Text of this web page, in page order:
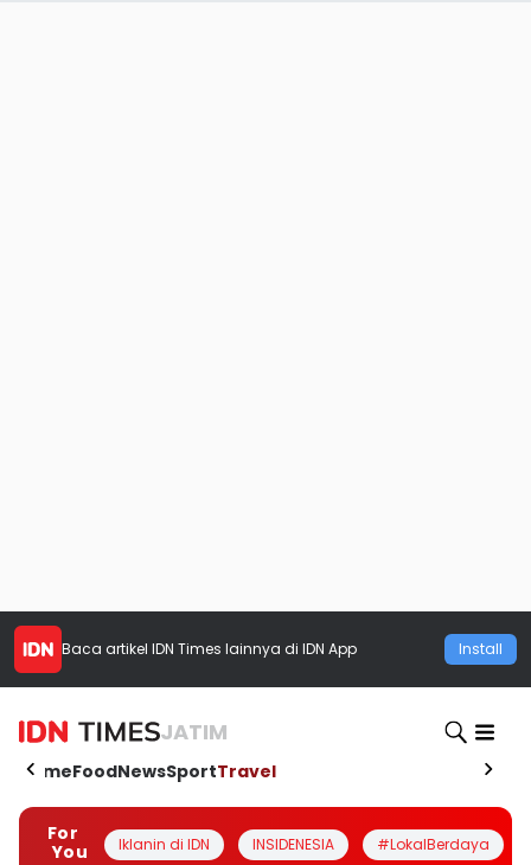
Baca artikel IDN Times lainnya di IDN App Install
JATIM
HomeFoodNewsSportTravel
For
You
Iklanin di IDN INSIDENESIA #LokalBerdaya